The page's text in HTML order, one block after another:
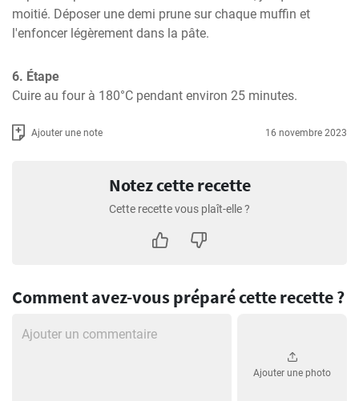
moitié. Déposer une demi prune sur chaque muffin et
l'enfoncer légèrement dans la pâte.
6. Étape
Cuire au four à 180°C pendant environ 25 minutes.
Ajouter une note 16 novembre 2023
Notez cette recette
Cette recette vous plaît-elle ?
Comment avez-vous préparé cette recette ?
Ajouter une photo